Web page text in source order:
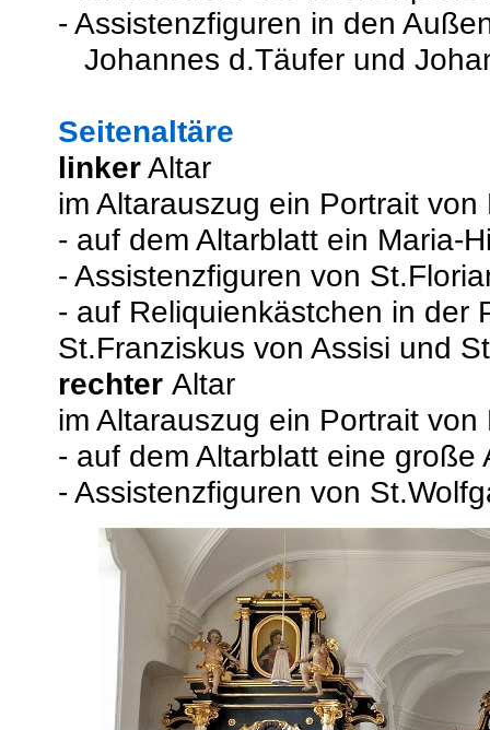
- Assistenzfiguren in den
Johannes d.Täufer und
Seitenaltäre
linkerAltar
im Altarauszug ein Portrait von
- auf dem Altarblatt ein Maria-
- Assistenzfiguren von
- auf Reliquienkästchen in der
St.Franziskus von Assisi und
rechter Altar
im Altarauszug ein Portrait von
- auf dem Altarblatt eine große
- Assistenzfiguren von